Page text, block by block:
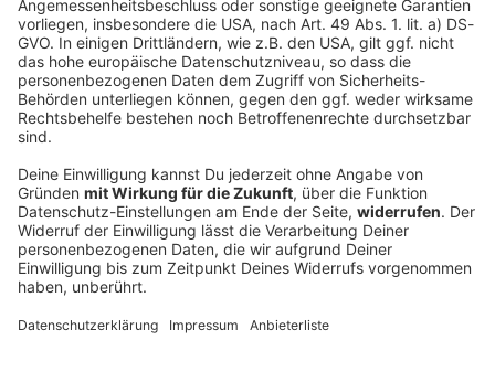
Mann sperrt Fremden stundenlang ein und
schlägt ihn
Er öffnet die Tür und landet unter einem Vorwand
stundenlang gefangen in einer fremden Wohnung: Ein
eingesperrt, bedroht und geschlagen haben.